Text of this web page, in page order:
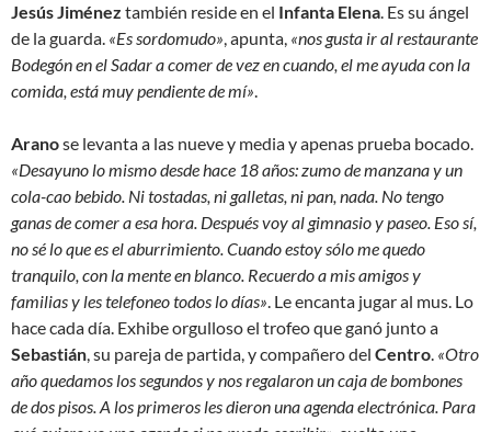
Jesús Jiménez también reside en el Infanta Elena. Es su ángel
de la guarda. «Es sordomudo», apunta, «nos gusta ir al restaurante
Bodegón en el Sadar a comer de vez en cuando, el me ayuda con la
comida, está muy pendiente de mí».
Aranose levanta a las nueve y media y apenas prueba bocado.
«Desayuno lo mismo desde hace 18 años: zumo de manzana y un
cola-cao bebido. Ni tostadas, ni galletas, ni pan, nada. No tengo
ganas de comer a esa hora. Después voy al gimnasio y paseo. Eso sí,
no sé lo que es el aburrimiento. Cuando estoy sólo me quedo
tranquilo, con la mente en blanco. Recuerdo a mis amigos y
familias y les telefoneo todos lo días». Le encanta jugar al mus. Lo
hace cada día. Exhibe orgulloso el trofeo que ganó junto a
Sebastián, su pareja de partida, y compañero del Centro. «Otro
año quedamos los segundos y nos regalaron un caja de bombones
de dos pisos. A los primeros les dieron una agenda electrónica. Para